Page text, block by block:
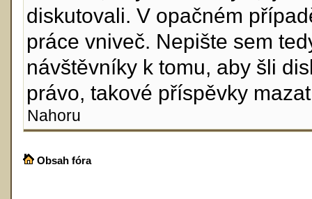
diskutovali. V opačném
práce vniveč. Nepište sem
návštěvníky k tomu, aby šli
právo, takové příspěvky
Nahoru
Obsah fóra